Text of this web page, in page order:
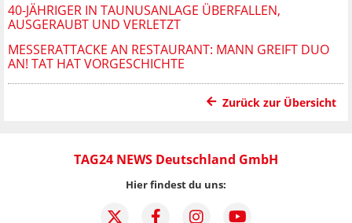
40-JÄHRIGER IN TAUNUSANLAGE ÜBERFALLEN,
AUSGERAUBT UND VERLETZT
MESSERATTACKE AN RESTAURANT: MANN GREIFT DUO
AN! TAT HAT VORGESCHICHTE
Zurück zur Übersicht
TAG24 NEWS Deutschland GmbH
Hier findest du uns: